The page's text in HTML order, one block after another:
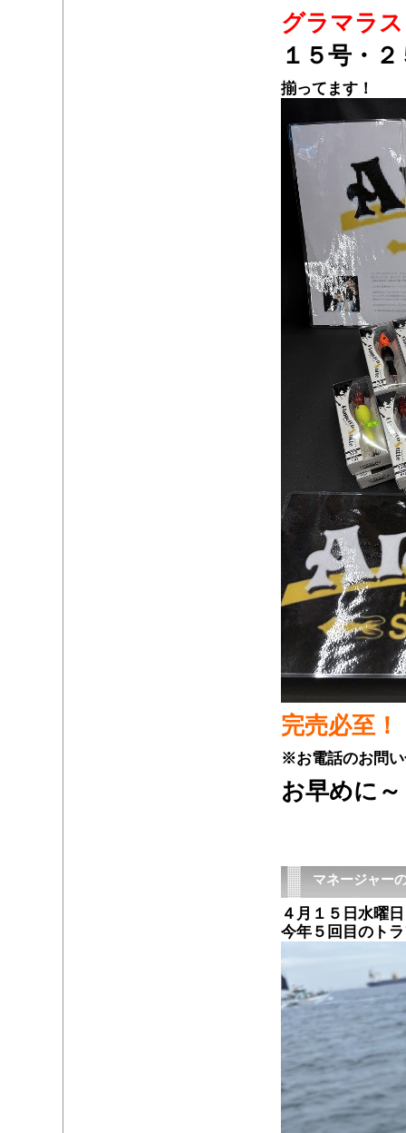
グラマラ
１５号・
揃ってます！
完売必至！
※お電話のお問
お早めに
マネージャー
４月１５日水曜
今年５回目のト